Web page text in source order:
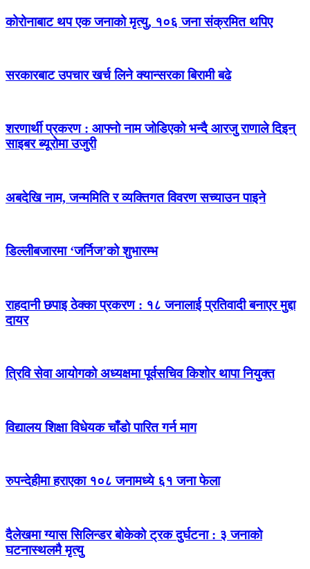
कोरोनाबाट थप एक जनाको मृत्यु, १०६ जना संक्रमित थपिए
सरकारबाट उपचार खर्च लिने क्यान्सरका बिरामी बढे
शरणार्थी प्रकरण : आफ्नो नाम जोडिएको भन्दै आरजु राणाले दिइन्
साइबर ब्यूरोमा उजुरी
अबदेखि नाम, जन्ममिति र व्यक्तिगत विवरण सच्याउन पाइने
डिल्लीबजारमा ‘जर्निज’को शुभारम्भ
राहदानी छपाइ ठेक्का प्रकरण : १८ जनालाई प्रतिवादी बनाएर मुद्दा
दायर
त्रिवि सेवा आयोगको अध्यक्षमा पूर्वसचिव किशोर थापा नियुक्त
विद्यालय शिक्षा विधेयक चाँडो पारित गर्न माग
रुपन्देहीमा हराएका १०८ जनामध्ये ६१ जना फेला
दैलेखमा ग्यास सिलिन्डर बोकेको ट्रक दुर्घटना : ३ जनाको
घटनास्थलमै मृत्यु